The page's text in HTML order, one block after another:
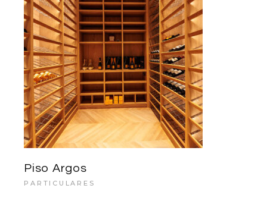
Piso Argos
PARTICULARES